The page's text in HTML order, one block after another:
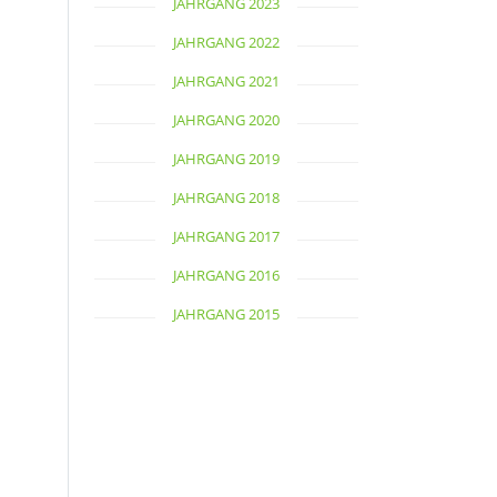
JAHRGANG 2022
JAHRGANG 2021
JAHRGANG 2020
JAHRGANG 2019
JAHRGANG 2018
JAHRGANG 2017
JAHRGANG 2016
JAHRGANG 2015